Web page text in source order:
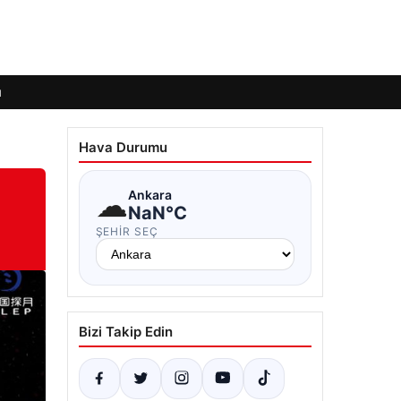
Hava Durumu
☁Ankara
NaN°C
ŞEHIR SEÇ
Bizi Takip Edin